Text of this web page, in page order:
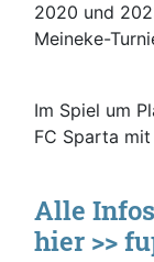
2020 und
Meineke-
Im Spiel um
FC Sparta mit
Alle
hier >>